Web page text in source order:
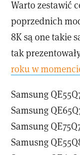
Warto zestawić
poprzednich
8K są one takie
tak
roku w
Samsung
Samsung
Samsung
Samusng